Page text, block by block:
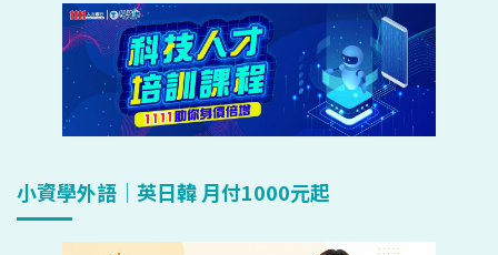
小資學外語｜英日韓 月付1000元起